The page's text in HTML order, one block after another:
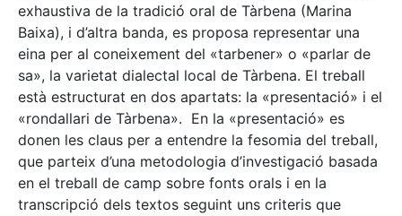
exhaustiva de la tradició oral de Tàrbena (Marina
Baixa), i d’altra banda, es proposa representar una
eina per al coneixement del «tarbener» o «parlar de
sa», la varietat dialectal local de Tàrbena. El treball
està estructurat en dos apartats: la «presentació» i el
«rondallari de Tàrbena». En la «presentació» es
donen les claus per a entendre la fesomia del treball,
que parteix d’una metodologia d’investigació basada
en el treball de camp sobre fonts orals i en la
transcripció dels textos seguint uns criteris que